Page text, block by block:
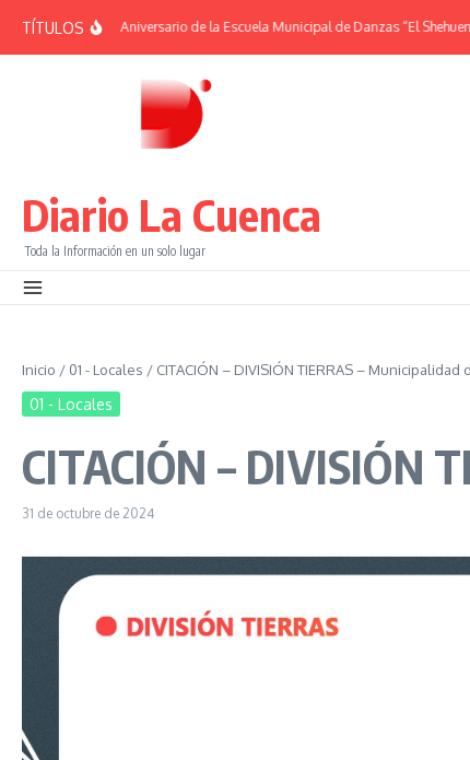
TÍTULOS
| 38° Aniversario de la Escuela Municipal de Danzas “El Shehuen”
Diario La Cuenca
Toda la Información en un solo lugar
Inicio / 01 - Locales / CITACIÓN – DIVISIÓN TIERRAS –
01 - Locales
CITACIÓN – DIVISIÓN
31 de octubre de 2024